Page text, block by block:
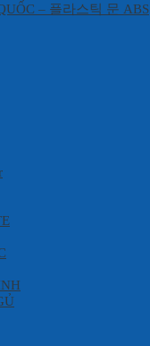
– 플라스틱 문 ABS